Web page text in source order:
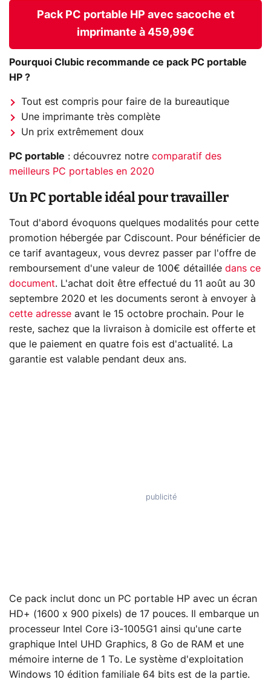
Pack PC portable HP avec sacoche et
imprimante à 459,99€
Pourquoi Clubic recommande ce pack PC portable
HP ?
Tout est compris pour faire de la bureautique
Une imprimante très complète
Un prix extrêmement doux
PC portable : découvrez notre comparatif des
meilleurs PC portables en 2020
Un PC portable idéal pour travailler
Tout d'abord évoquons quelques modalités pour cette
promotion hébergée par Cdiscount. Pour bénéficier de
ce tarif avantageux, vous devrez passer par l'offre de
remboursement d'une valeur de 100€ détaillée dans ce
document. L'achat doit être effectué du 11 août au 30
septembre 2020 et les documents seront à envoyer à
cette adresse avant le 15 octobre prochain. Pour le
reste, sachez que la livraison à domicile est offerte et
que le paiement en quatre fois est d'actualité. La
garantie est valable pendant deux ans.
Ce pack inclut donc un PC portable HP avec un écran
HD+ (1600 x 900 pixels) de 17 pouces. Il embarque un
processeur Intel Core i3-1005G1 ainsi qu'une carte
graphique Intel UHD Graphics, 8 Go de RAM et une
mémoire interne de 1 To. Le système d'exploitation
Windows 10 édition familiale 64 bits est de la partie.